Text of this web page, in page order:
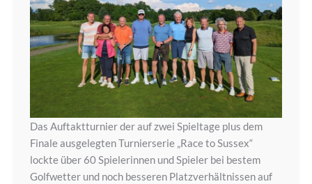
Das Auftaktturnier der auf zwei Spieltage plus dem
Finale ausgelegten Turnierserie „Race to Sussex“
lockte über 60 Spielerinnen und Spieler bei bestem
Golfwetter und noch besseren Platzverhältnissen auf